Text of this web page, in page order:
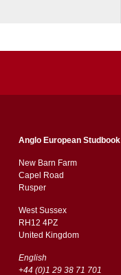
Anglo European Studbook
New Barn Farm
Capel Road
​​Rusper
West Sussex
RH12 4PZ
​​United Kingdom
English
+44 (0)1 29 38 71 701